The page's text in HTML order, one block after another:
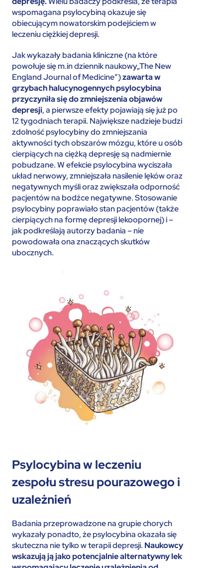
wspomagana psylocybiną okazuje się
obiecującym nowatorskim podejściem w
leczeniu ciężkiej depresji.
Jak wykazały badania kliniczne (na które
powołuje się m.in dziennik naukowy„The New
England Journal of Medicine”)zawarta w
grzybach halucynogennych psylocybina
przyczyniła się do zmniejszenia objawów
depresji, a pierwsze efekty pojawiają się już po
12 tygodniach terapii. Największe nadzieje budzi
zdolność psylocybiny do zmniejszania
aktywności tych obszarów mózgu, które u osób
cierpiących na ciężką depresję są nadmiernie
pobudzane. W efekcie psylocybina wyciszała
układ nerwowy, zmniejszała nasilenie lęków oraz
negatywnych myśli oraz zwiększała odporność
pacjentów na bodźce negatywne. Stosowanie
psylocybiny poprawiało stan pacjentów (także
cierpiących na formę depresji lekoopornej) i –
jak podkreślają autorzy badania – nie
powodowała ona znaczących skutków
ubocznych.
Psylocybina w leczeniu
zespołu stresu pourazowego i
uzależnień
Badania przeprowadzone na grupie chorych
wykazały ponadto, że psylocybina okazała się
skuteczna nie tylko w terapii depresji. Naukowcy
wskazują ją jako potencjalnie alternatywny lek